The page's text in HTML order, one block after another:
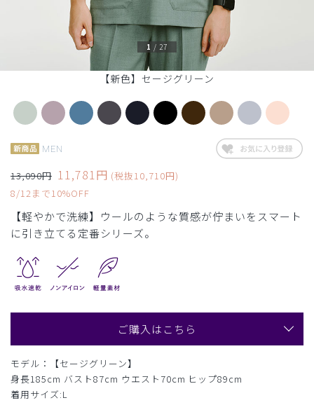
【新色】セージグリーン
1 / 27
MEN
13,090円 11,781円 (税抜10,710円)
8/12まで10%OFF
【軽やかで洗練】ウールのような質感が佇まいをスマート
に引き立てる定番シリーズ。
ご購入はこちら
モデル：【セージグリーン】
身長185cm バスト87cm ウエスト70cm ヒップ89cm
着用サイズ:L